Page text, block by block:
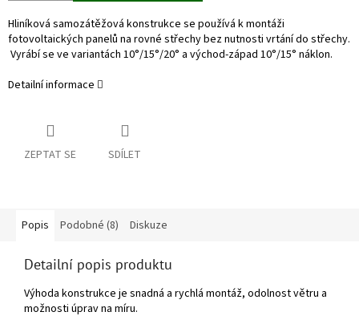
Hliníková samozátěžová konstrukce se používá k montáži
fotovoltaických panelů na rovné střechy bez nutnosti vrtání do střechy.
Vyrábí se ve variantách 10°/15°/20° a východ-západ 10°/15° náklon.
Detailní informace
ZEPTAT SE SDÍLET
Popis Podobné (8) Diskuze
Detailní popis produktu
Výhoda konstrukce je snadná a rychlá montáž, odolnost větru a
možnosti úprav na míru.